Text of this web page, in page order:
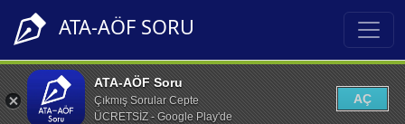
ATA-AÖF SORU
ATA-AÖF Soru
Çıkmış Sorular Cepte
ÜCRETSİZ - Google Play'de
AÇ